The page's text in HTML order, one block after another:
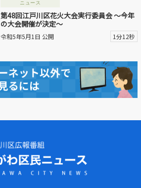
ニュース
第48回江戸川区花火大会実行委員会 ～今年
の大会開催が決定～
令和5年5月1日 公開 1分12秒